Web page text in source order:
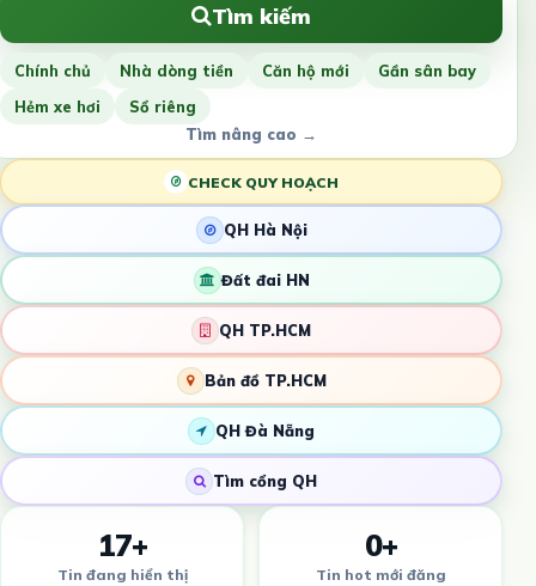
Tìm kiếm
Chính chủ Nhà dòng tiền Căn hộ mới
Gần sân bay
Hẻm xe hơi
Sổ riêng
Tìm nâng cao →
CHECK QUY HOẠCH
QH Hà Nội
Đất đai HN
QH TP.HCM
Bản đồ TP.HCM
QH Đà Nẵng
Tìm cổng QH
17+
Tin đang hiển thị
0+
Tin hot mới đăng